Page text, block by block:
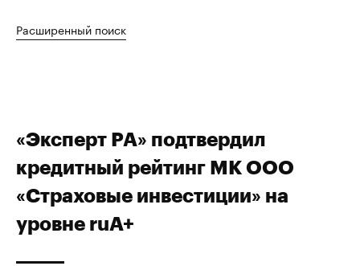
Расширенный поиск
«Эксперт РА» подтвердил
кредитный рейтинг МК ООО
«Страховые инвестиции» на
уровне ruA+